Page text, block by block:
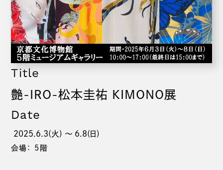
Title
艶-IRO-松本圭祐 KIMONO展
Date
2025.6.3(火) 〜 6.8(日)
会場： 5階